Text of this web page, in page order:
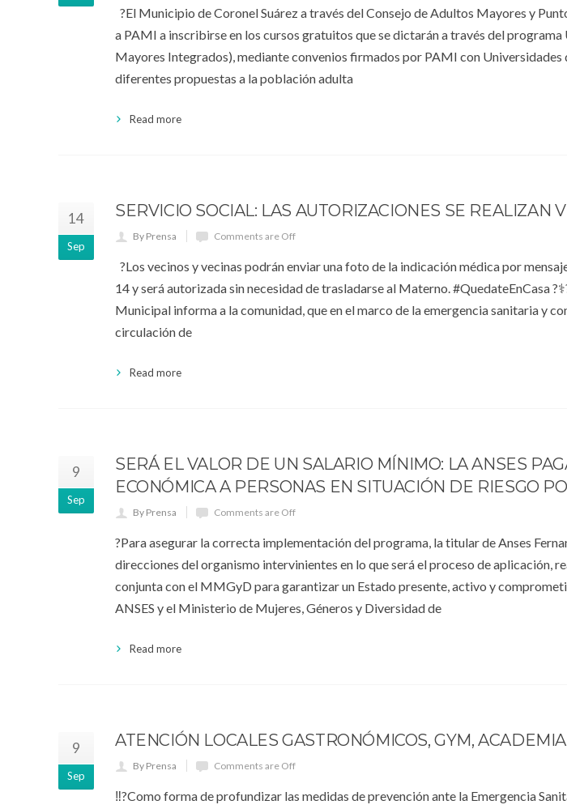
?El Municipio de Coronel Suárez a través del Consejo de Adultos Mayores y
a PAMI a inscribirse en los cursos gratuitos que se dictarán a través del
Mayores Integrados), mediante convenios firmados por PAMI con Universidades
diferentes propuestas a la población adulta
Read more
14
Sep
SERVICIO SOCIAL: LAS AUTORIZACIONES SE REALIZAN
By Prensa Comments are Off
?Los vecinos y vecinas podrán enviar una foto de la indicación médica por
14 y será autorizada sin necesidad de trasladarse al Materno. #QuedateEnCasa
Municipal informa a la comunidad, que en el marco de la emergencia sanitaria y
circulación de
Read more
9
Sep
SERÁ EL VALOR DE UN SALARIO MÍNIMO: LA ANSES
ECONÓMICA A PERSONAS EN SITUACIÓN DE RIESGO
By Prensa Comments are Off
?Para asegurar la correcta implementación del programa, la titular de Anses
direcciones del organismo intervinientes en lo que será el proceso de aplicación,
conjunta con el MMGyD para garantizar un Estado presente, activo y
ANSES y el Ministerio de Mujeres, Géneros y Diversidad de
Read more
9
Sep
ATENCIÓN LOCALES GASTRONÓMICOS, GYM,
By Prensa Comments are Off
‼?Como forma de profundizar las medidas de prevención ante la Emergencia